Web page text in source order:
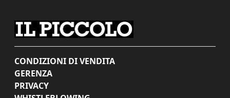
CONDIZIONI DI VENDITA
GERENZA
PRIVACY